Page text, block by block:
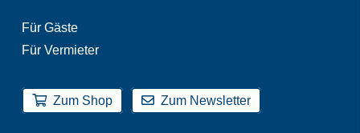
Für Gäste
Für Vermieter
Zum Shop Zum Newsletter